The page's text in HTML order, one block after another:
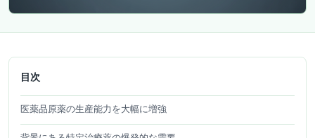
目次
医薬品原薬の生産能力を大幅に増強